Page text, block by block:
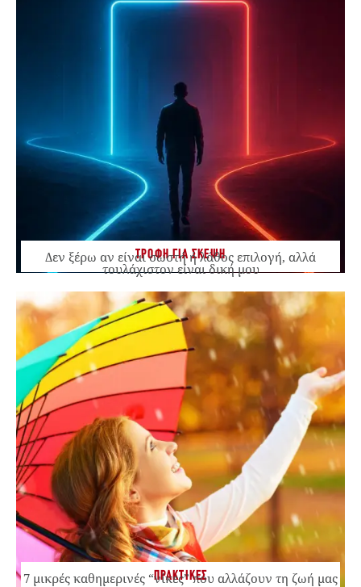
ΤΡΟΦΗ ΓΙΑ ΣΚΕΨΗ
Δεν ξέρω αν είναι σωστή ή λάθος επιλογή, αλλά
τουλάχιστον είναι δική μου
ΠΡΑΚΤΙΚΕΣ
7 μικρές καθημερινές “νίκες” που αλλάζουν τη ζωή μας